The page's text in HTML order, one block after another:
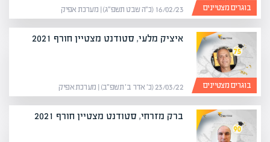
בוגרים מצטיינים 16/02/23 (כ״ה שבט תשפ״ג) | מערכת אפיק
בוגרים מצטיינים
איציק מלעי, סטודנט מצטיין חורף 2021
23/03/22 (כ׳ אדר ב׳ תשפ״ב) | מערכת אפיק
ברק מזרחי, סטודנט מצטיין חורף 2021